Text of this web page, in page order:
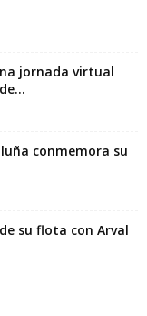
jornada virtual
conmemora su
su flota con Arval